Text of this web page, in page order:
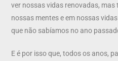
ver nossas vidas renovadas, mas
nossas mentes e em nossas
que não sabíamos no ano
E é por isso que, todos os anos,